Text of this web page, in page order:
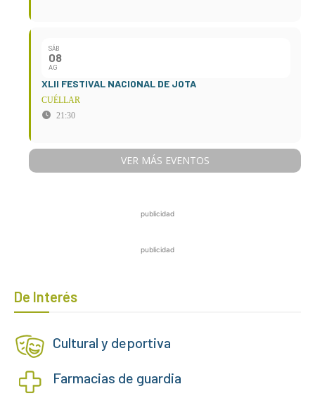
SÁB
08
AG
XLII FESTIVAL NACIONAL DE JOTA
CUÉLLAR
21:30
VER MÁS EVENTOS
publicidad
publicidad
De Interés
Cultural y deportiva
Farmacias de guardia